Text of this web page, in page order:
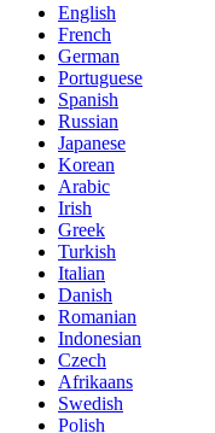
English
French
German
Portuguese
Spanish
Russian
Japanese
Korean
Arabic
Irish
Greek
Turkish
Italian
Danish
Romanian
Indonesian
Czech
Afrikaans
Swedish
Polish